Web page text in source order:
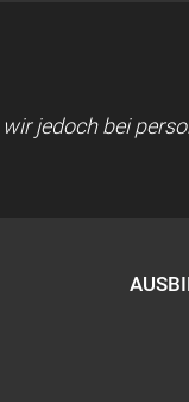
jedoch bei